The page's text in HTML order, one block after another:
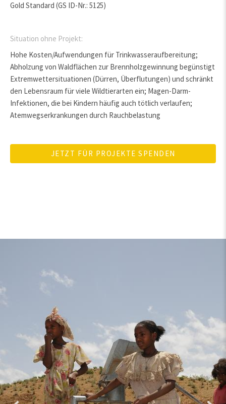
Gold Standard (GS ID-Nr.: 5125)
Situation ohne Projekt:
Hohe Kosten/Aufwendungen für Trinkwasseraufbereitung;
Abholzung von Waldflächen zur Brennholzgewinnung begünstigt
Extremwettersituationen (Dürren, Überflutungen) und schränkt
den Lebensraum für viele Wildtierarten ein; Magen-Darm-
Infektionen, die bei Kindern häufig auch tötlich verlaufen;
Atemwegserkrankungen durch Rauchbelastung
JETZT FÜR PROJEKTE SPENDEN